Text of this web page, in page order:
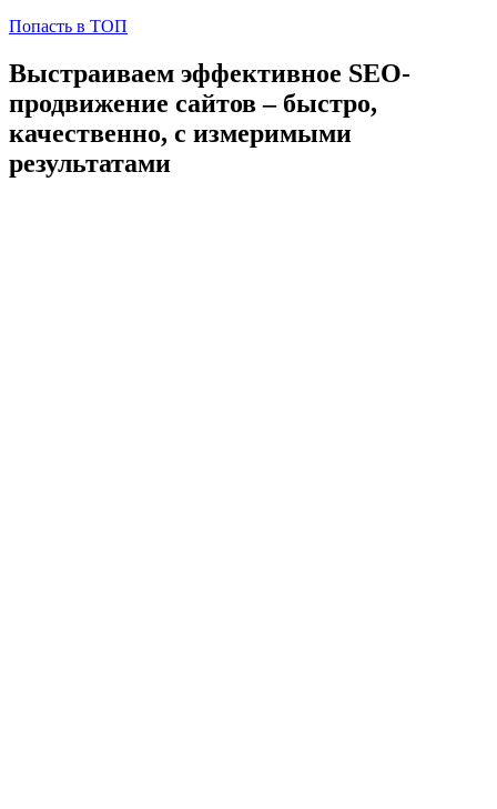
Попасть в ТОП
Выстраиваем эффективное SEO-
продвижение сайтов – быстро,
качественно, с измеримыми
результатами